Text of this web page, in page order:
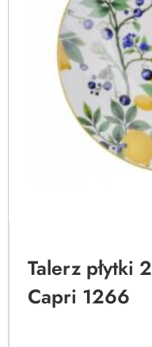
Talerz płytki
Capri 1266